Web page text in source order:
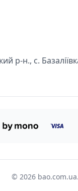
р-н., с.
© 2026